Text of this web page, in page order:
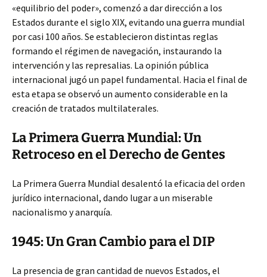
«equilibrio del poder», comenzó a dar dirección a los
Estados durante el siglo XIX, evitando una guerra mundial
por casi 100 años. Se establecieron distintas reglas
formando el régimen de navegación, instaurando la
intervención y las represalias. La opinión pública
internacional jugó un papel fundamental. Hacia el final de
esta etapa se observó un aumento considerable en la
creación de tratados multilaterales.
La Primera Guerra Mundial: Un
Retroceso en el Derecho de Gentes
La Primera Guerra Mundial desalentó la eficacia del orden
jurídico internacional, dando lugar a un miserable
nacionalismo y anarquía.
1945: Un Gran Cambio para el DIP
La presencia de gran cantidad de nuevos Estados, el